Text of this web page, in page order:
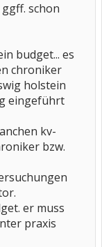
schon
budget... es
chroniker
holstein
eingeführt
kv-
bzw.
er muss
praxis